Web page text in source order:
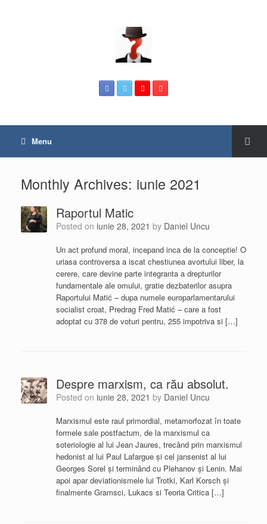
Menu
Monthly Archives: iunie 2021
Raportul Matic
Posted on iunie 28, 2021 by Daniel Uncu
Un act profund moral, incepand inca de la conceptie! O
uriasa controversa a iscat chestiunea avortului liber, la
cerere, care devine parte integranta a drepturilor
fundamentale ale omului, gratie dezbaterilor asupra
Raportului Matić – dupa numele europarlamentarului
socialist croat, Predrag Fred Matić – care a fost
adoptat cu 378 de voturi pentru, 255 impotriva si […]
Despre marxism, ca rău absolut.
Posted on iunie 28, 2021 by Daniel Uncu
Marxismul este raul primordial, metamorfozat în toate
formele sale postfactum, de la marxismul ca
soteriologie al lui Jean Jaures, trecând prin marxismul
hedonist al lui Paul Lafargue și cel jansenist al lui
Georges Sorel și terminând cu Plehanov și Lenin. Mai
apoi apar deviationismele lui Trotki, Karl Korsch și
finalmente Gramsci, Lukacs si Teoria Critica […]